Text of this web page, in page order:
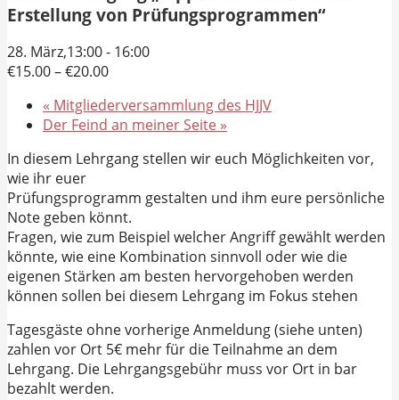
Erstellung von Prüfungsprogrammen“
28. März,13:00- 16:00
€15.00 – €20.00
« Mitgliederversammlung des HJJV
Der Feind an meiner Seite »
In diesem Lehrgang stellen wir euch Möglichkeiten vor,
wie ihr euer
Prüfungsprogramm gestalten und ihm eure persönliche
Note geben könnt.
Fragen, wie zum Beispiel welcher Angriff gewählt werden
könnte, wie eine Kombination sinnvoll oder wie die
eigenen Stärken am besten hervorgehoben werden
können sollen bei diesem Lehrgang im Fokus stehen
Tagesgäste ohne vorherige Anmeldung (siehe unten)
zahlen vor Ort 5€ mehr für die Teilnahme an dem
Lehrgang. Die Lehrgangsgebühr muss vor Ort in bar
bezahlt werden.